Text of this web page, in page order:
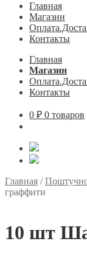
Главная
Магазин
Контакты
Главная
Магазин
Контакты
0 ₽ 0 товаров
Главная /
граффити
10 шт